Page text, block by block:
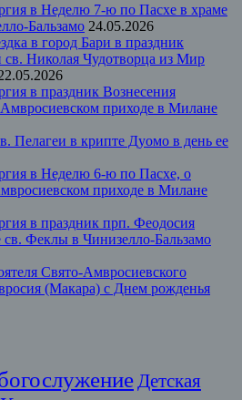
в Неделю 7-ю по Пасхе в храме
Бальзамо 24.05.2026
в город Бари в праздник
св. Николая Чудотворца из Мир
в праздник Вознесения
приходе в Милане
Пелагеи в крипте Дуомо в день ее
в Неделю 6-ю по Пасхе, о
приходе в Милане
в праздник прп. Феодосия
св. Феклы в Чинизелло-Бальзамо
Свято-Амвросиевского
(Макара) с Днем рожденья
Детская